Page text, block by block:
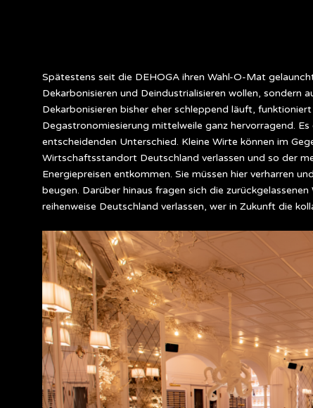
Spätestens seit die DEHOGA ihren Wahl-O-Mat
Dekarbonisieren und Deindustrialisieren wollen,
Dekarbonisieren bisher eher schleppend läuft,
Degastronomiesierung mittelweile ganz hervorragend.
entscheidenden Unterschied. Kleine Wirte können im
Wirtschaftsstandort Deutschland verlassen und so der
Energiepreisen entkommen. Sie müssen hier verharren
beugen. Darüber hinaus fragen sich die
reihenweise Deutschland verlassen, wer in Zukunft die